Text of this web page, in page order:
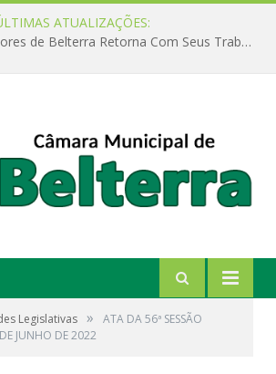
ATUALIZAÇÕES:
Câmara de Vereadores de Belterra Retorna Com Seus Trabalhos Legislativos
Legislativas »
ATA DA 56ª SESSÃO
JUNHO DE 2022